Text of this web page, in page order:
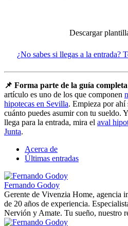
Descargar
¿No sabes si llegas a la entrada?
📌 Forma parte de la guía
artículo es uno de los que componen
hipotecas en Sevilla. Empieza por ahí
cuánto puedes asumir con tu sueldo.
llega para la entrada, mira el aval
Junta.
Acerca de
Últimas entradas
Fernando Godoy
Gerente de Vivenzia Home, agencia
de 20 años de experiencia.
Nervión y Amate. Tu sueño, nuestro